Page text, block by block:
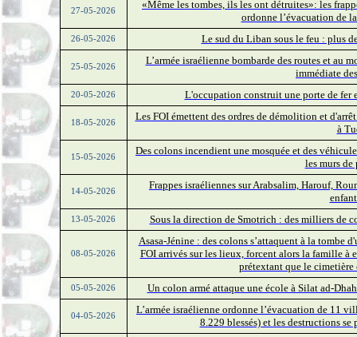
27-05-2026
«Même les tombes, ils les ont détruites»: les
ordonne l’évacuation de
26-05-2026 Le sud du Liban sous le feu : plus
25-05-2026
L’armée israélienne bombarde des routes et au
immédiate
20-05-2026 L'occupation construit une porte de
18-05-2026
Les FOI émettent des ordres de démolition et
à
15-05-2026
Des colons incendient une mosquée et des
les murs
14-05-2026
Frappes israéliennes sur Arabsalim, Harouf,
13-05-2026 Sous la direction de Smotrich : des milliers de
08-05-2026
Asasa-Jénine : des colons s’attaquent à la tombe
FOI arrivés sur les lieux, forcent alors la famille à
prétextant que le cimetière
05-05-2026 Un colon armé attaque une école à Silat ad-
04-05-2026
L’armée israélienne ordonne l’évacuation de 11
8.229 blessés) et les destructions